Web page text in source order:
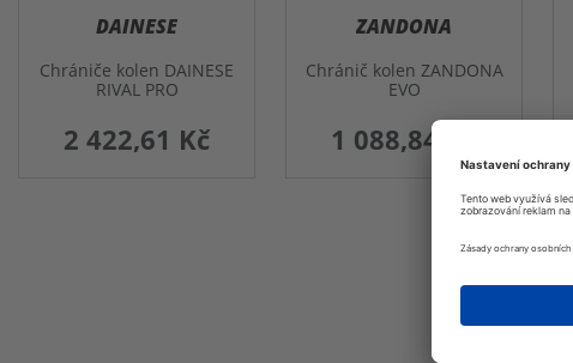
DAINESE
Chrániče kolen DAINESE
RIVAL PRO
2 422,61 Kč
ZANDONA
Chránič kolen ZANDONA
EVO
1 088,84 Kč